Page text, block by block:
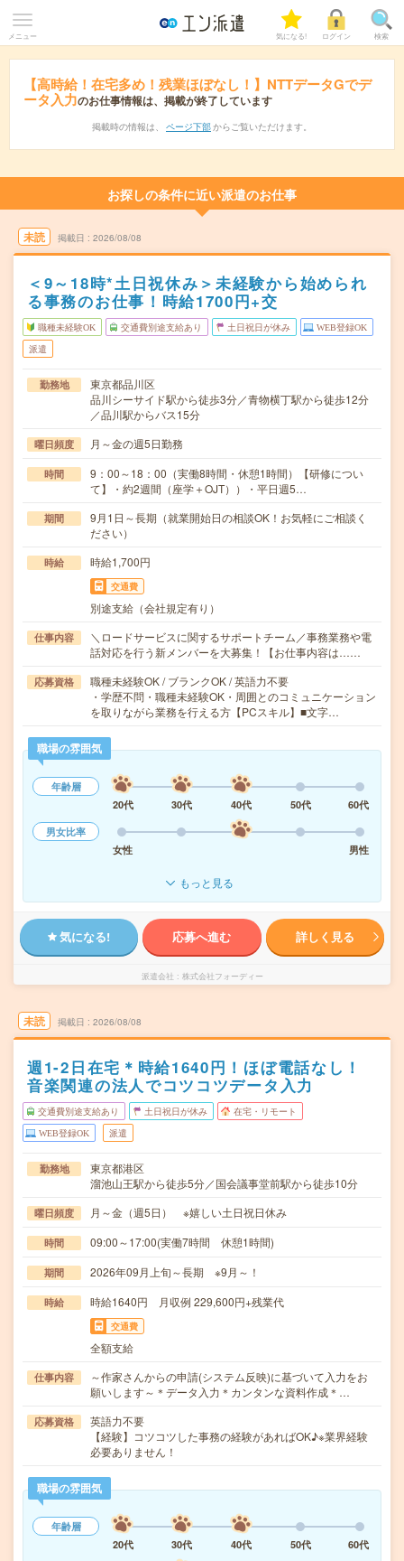
メニュー 気になる! ログイン 検索
【高時給！在宅多め！残業ほぼなし！】NTTデータGでデ
ータ入力のお仕事情報は、掲載が終了しています
掲載時の情報は、 ページ下部 からご覧いただけます。
お探しの条件に近い派遣のお仕事
未読 掲載日 2026/08/08
＜9～18時*土日祝休み＞未経験から始められ
る事務のお仕事！時給1700円+交
職種未経験OK 交通費別途支給あり 土日祝日が休み WEB登録OK
派遣
勤務地
東京都品川区
品川シーサイド駅から徒歩3分／青物横丁駅から徒歩12分
／品川駅からバス15分
曜日頻度 月～金の週5日勤務
時間
9：00～18：00（実働8時間・休憩1時間）【研修につい
て】・約2週間（座学＋OJT））・平日週5…
期間
9月1日～長期（就業開始日の相談OK！お気軽にご相談く
ださい）
時給 時給1,700円
交通費
別途支給（会社規定有り）
仕事内容
＼ロードサービスに関するサポートチーム／事務業務や電
話対応を行う新メンバーを大募集！【お仕事内容は……
応募資格
職種未経験OK / ブランクOK / 英語力不要
・学歴不問・職種未経験OK・周囲とのコミュニケーション
を取りながら業務を行える方【PCスキル】■文字…
職場の雰囲気
年齢層
20代
30代 40代 50代
60代
男女比率
女性
男性
もっと見る
気になる! 応募へ進む 詳しく見る
派遣会社 株式会社フォーディー
未読 掲載日 2026/08/08
週1-2日在宅＊時給1640円！ほぼ電話なし！
音楽関連の法人でコツコツデータ入力
交通費別途支給あり 土日祝日が休み 在宅・リモート
WEB登録OK 派遣
勤務地
東京都港区
溜池山王駅から徒歩5分／国会議事堂前駅から徒歩10分
曜日頻度 月～金（週5日） ※嬉しい土日祝日休み
時間 09:00～17:00(実働7時間 休憩1時間)
期間 2026年09月上旬～長期 ※9月～！
時給 時給1640円 月収例 229,600円+残業代
交通費
全額支給
仕事内容
～作家さんからの申請(システム反映)に基づいて入力をお
願いします～＊データ入力＊カンタンな資料作成＊…
応募資格
英語力不要
【経験】コツコツした事務の経験があればOK♪※業界経験
必要ありません！
職場の雰囲気
年齢層
20代
30代 40代 50代
60代